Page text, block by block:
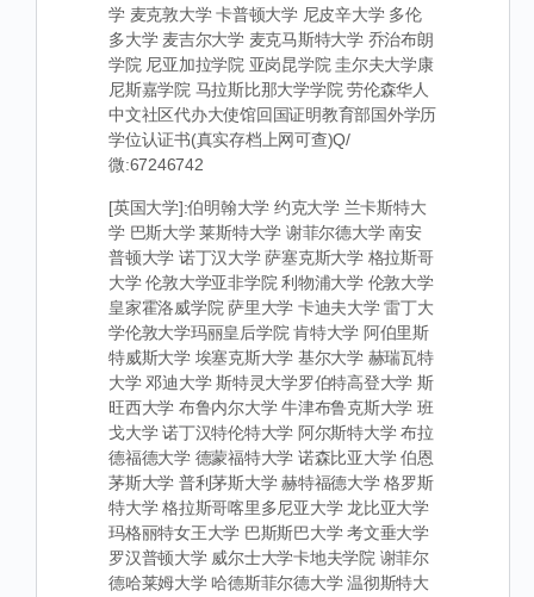
学 麦克敦大学 卡普顿大学 尼皮辛大学 多伦
多大学 麦吉尔大学 麦克马斯特大学 乔治布朗
学院 尼亚加拉学院 亚岗昆学院 圭尔夫大学康
尼斯嘉学院 马拉斯比那大学学院 劳伦森华人
中文社区代办大使馆回国证明教育部国外学历
学位认证书(真实存档上网可查)Q/
微:67246742
[英国大学]:伯明翰大学 约克大学 兰卡斯特大
学 巴斯大学 莱斯特大学 谢菲尔德大学 南安
普顿大学 诺丁汉大学 萨塞克斯大学 格拉斯哥
大学 伦敦大学亚非学院 利物浦大学 伦敦大学
皇家霍洛威学院 萨里大学 卡迪夫大学 雷丁大
学伦敦大学玛丽皇后学院 肯特大学 阿伯里斯
特威斯大学 埃塞克斯大学 基尔大学 赫瑞瓦特
大学 邓迪大学 斯特灵大学罗伯特高登大学 斯
旺西大学 布鲁内尔大学 牛津布鲁克斯大学 班
戈大学 诺丁汉特伦特大学 阿尔斯特大学 布拉
德福德大学 德蒙福特大学 诺森比亚大学 伯恩
茅斯大学 普利茅斯大学 赫特福德大学 格罗斯
特大学 格拉斯哥喀里多尼亚大学 龙比亚大学
玛格丽特女王大学 巴斯斯巴大学 考文垂大学
罗汉普顿大学 威尔士大学卡地夫学院 谢菲尔
德哈莱姆大学 哈德斯菲尔德大学 温彻斯特大